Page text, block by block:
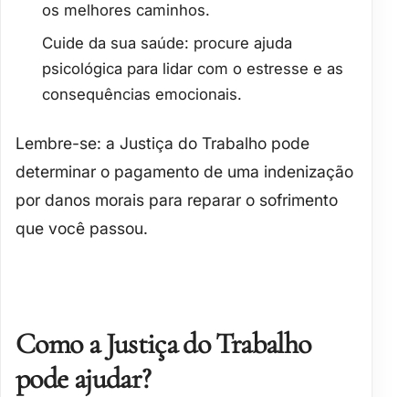
os melhores caminhos.
Cuide da sua saúde: procure ajuda
psicológica para lidar com o estresse e as
consequências emocionais.
Lembre-se: a Justiça do Trabalho pode
determinar o pagamento de uma indenização
por danos morais para reparar o sofrimento
que você passou.
Como a Justiça do Trabalho
pode ajudar?